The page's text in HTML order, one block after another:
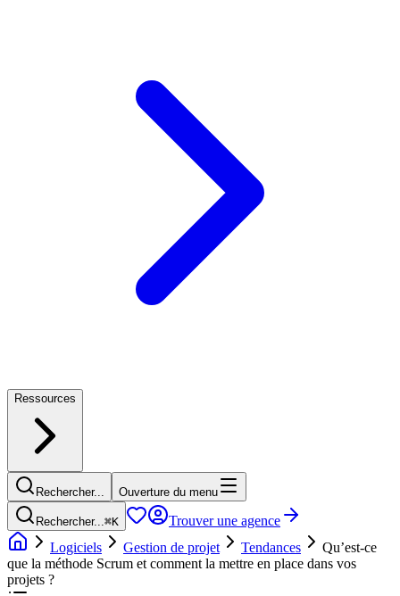
Ressources
Rechercher... Ouverture du menu
Rechercher...⌘K
Trouver une agence
Logiciels
Gestion de projet Tendances
Qu’est-ce
que la méthode Scrum et comment la mettre en place dans vos
projets ?